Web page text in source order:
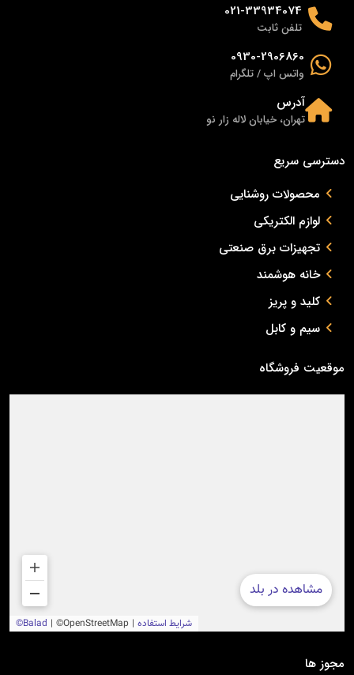
021-33934074
تلفن ثابت
0930-2906860
واتس اپ / تلگرام
آدرس
تهران، خیابان لاله زار نو
دسترسی سریع
محصولات روشنایی
لوازم الکتریکی
تجهیزات برق صنعتی
خانه هوشمند
کلید و پریز
سیم و کابل
موقعیت فروشگاه
مجوز ها